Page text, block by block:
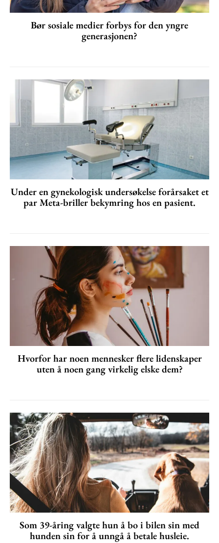
Bør sosiale medier forbys for den yngre
generasjonen?
Under en gynekologisk undersøkelse forårsaket et
par Meta-briller bekymring hos en pasient.
Hvorfor har noen mennesker flere lidenskaper
uten å noen gang virkelig elske dem?
Som 39-åring valgte hun å bo i bilen sin med
hunden sin for å unngå å betale husleie.